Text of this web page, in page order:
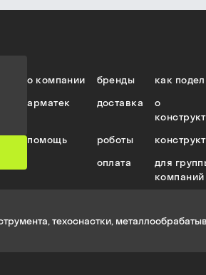
как
бренды
о компании
о
доставка
арматек
роботы
помощь
для
компаний
оплата
техоснастки,